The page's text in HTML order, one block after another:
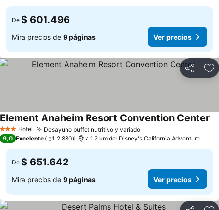
De $ 601.496
Mira precios de 9 páginas Ver precios
Compartir
3 Estrellas
Hotel Desayuno buffet nutritivo y variado
Element Anaheim Resort Convention Center
9,0 Excelente 2.880 a 1.2 km de: Disney's California Adventure
De $ 651.642
Mira precios de 9 páginas Ver precios